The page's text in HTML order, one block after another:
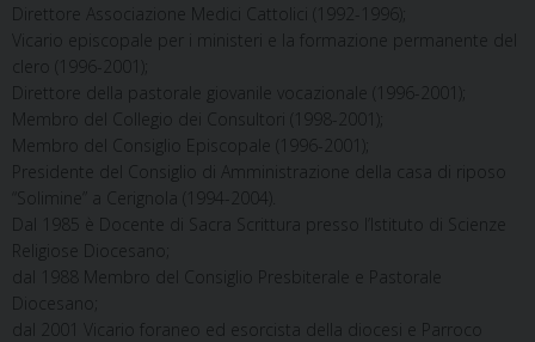
Direttore Associazione Medici Cattolici (1992-1996);
Vicario episcopale per i ministeri e la formazione permanente del
clero (1996-2001);
Direttore della pastorale giovanile vocazionale (1996-2001);
Membro del Collegio dei Consultori (1998-2001);
Membro del Consiglio Episcopale (1996-2001);
Presidente del Consiglio di Amministrazione della casa di riposo
“Solimine” a Cerignola (1994-2004).
Dal 1985 è Docente di Sacra Scrittura presso l’Istituto di Scienze
Religiose Diocesano;
dal 1988 Membro del Consiglio Presbiterale e Pastorale
Diocesano;
dal 2001 Vicario foraneo ed esorcista della diocesi e Parroco